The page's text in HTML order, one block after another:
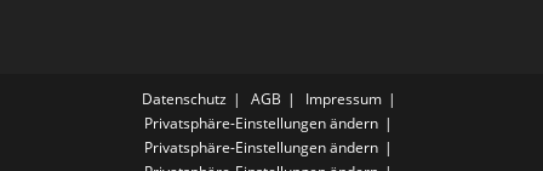
Datenschutz AGB
Impressum
Privatsphäre-Einstellungen ändern
Privatsphäre-Einstellungen ändern